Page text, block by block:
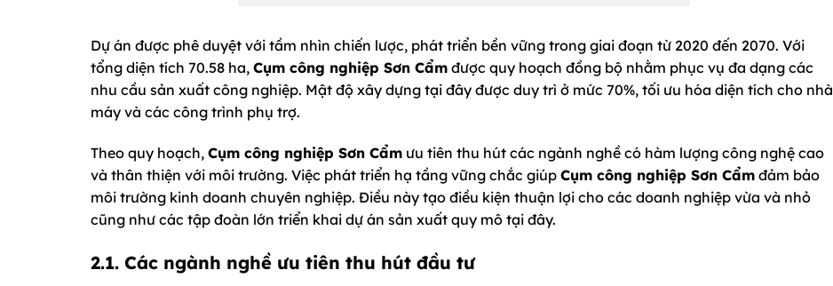
Dự án được phê duyệt với tầm nhìn chiến lược, phát triển bền vững trong giai đoạn từ 2020 đến 2070. Với
tổng diện tích 70.58 ha, Cụm công nghiệp Sơn Cẩm được quy hoạch đồng bộ nhằm phục vụ đa dạng các
nhu cầu sản xuất công nghiệp. Mật độ xây dựng tại đây được duy trì ở mức 70%, tối ưu hóa diện tích cho nhà
máy và các công trình phụ trợ.
Theo quy hoạch, Cụm công nghiệp Sơn Cẩm ưu tiên thu hút các ngành nghề có hàm lượng công nghệ cao
và thân thiện với môi trường. Việc phát triển hạ tầng vững chắc giúp Cụm công nghiệp Sơn Cẩm đảm bảo
môi trường kinh doanh chuyên nghiệp. Điều này tạo điều kiện thuận lợi cho các doanh nghiệp vừa và nhỏ
cũng như các tập đoàn lớn triển khai dự án sản xuất quy mô tại đây.
2.1. Các ngành nghề ưu tiên thu hút đầu tư